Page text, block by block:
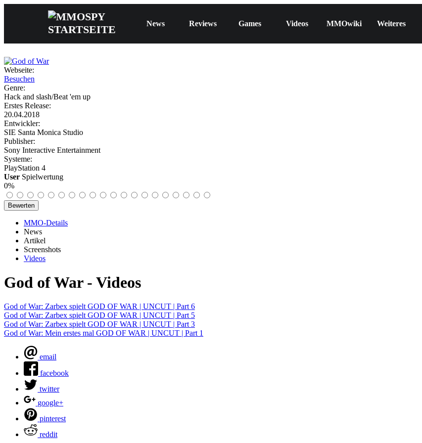
News Reviews Games Videos MMOwiki Weiteres
Webseite:
Besuchen
Genre:
Hack and slash/Beat 'em up
Erstes Release:
20.04.2018
Entwickler:
SIE Santa Monica Studio
Publisher:
Sony Interactive Entertainment
Systeme:
PlayStation 4
User Spielwertung
0%
MMO-Details
News
Artikel
Screenshots
Videos
God of War - Videos
God of War: Zarbex spielt GOD OF WAR | UNCUT | Part 6
God of War: Zarbex spielt GOD OF WAR | UNCUT | Part 5
God of War: Zarbex spielt GOD OF WAR | UNCUT | Part 3
God of War: Mein erstes mal GOD OF WAR | UNCUT | Part 1
email
facebook
twitter
google+
pinterest
reddit